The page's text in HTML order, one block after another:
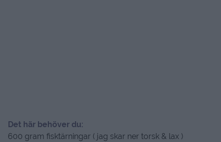
Det här behöver du:
600 gram fisktärningar ( jag skar ner torsk & lax )